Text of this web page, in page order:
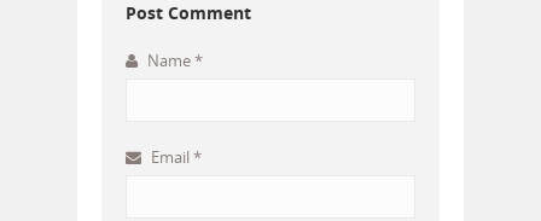
Post Comment
Name*
Email *